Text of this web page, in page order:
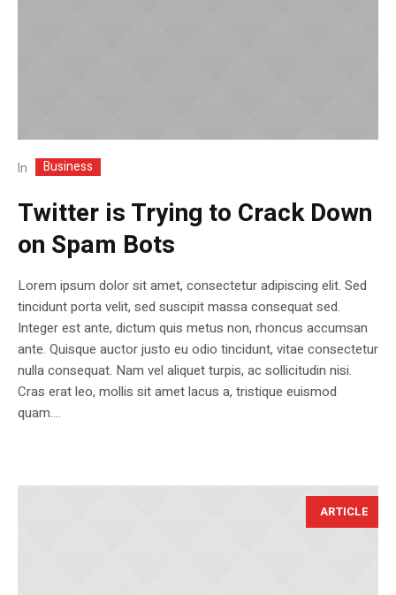
In Business
Twitter is Trying to Crack Down
on Spam Bots
Lorem ipsum dolor sit amet, consectetur adipiscing elit. Sed
tincidunt porta velit, sed suscipit massa consequat sed.
Integer est ante, dictum quis metus non, rhoncus accumsan
ante. Quisque auctor justo eu odio tincidunt, vitae consectetur
nulla consequat. Nam vel aliquet turpis, ac sollicitudin nisi.
Cras erat leo, mollis sit amet lacus a, tristique euismod
quam....
ARTICLE